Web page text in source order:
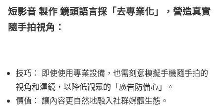
短影音 製作 鏡頭語言採「去專業化」，營造真實
隨手拍視角：
技巧： 即使使用專業設備，也需刻意模擬手機隨手拍的
視角和運鏡，以降低觀眾的「廣告防備心」。
價值： 讓內容更自然地融入社群媒體生態。